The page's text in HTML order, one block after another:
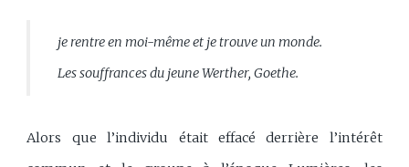
je rentre en moi-même et je trouve un monde.
Les souffrances du jeune Werther, Goethe.
Alors que l’individu était effacé derrière l’intérêt